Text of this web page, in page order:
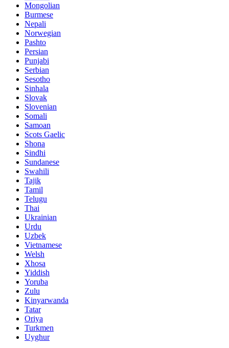
Mongolian
Burmese
Nepali
Norwegian
Pashto
Persian
Punjabi
Serbian
Sesotho
Sinhala
Slovak
Slovenian
Somali
Samoan
Scots Gaelic
Shona
Sindhi
Sundanese
Swahili
Tajik
Tamil
Telugu
Thai
Ukrainian
Urdu
Uzbek
Vietnamese
Welsh
Xhosa
Yiddish
Yoruba
Zulu
Kinyarwanda
Tatar
Oriya
Turkmen
Uyghur